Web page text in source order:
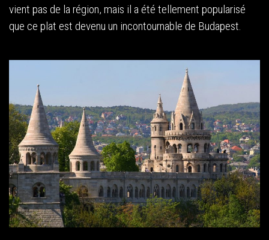
vient pas de la région, mais il a été tellement popularisé
que ce plat est devenu un incontournable de Budapest.